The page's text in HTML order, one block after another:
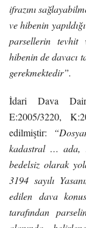
ifrazını
ve hibenin
parsellerin tevhit
hibenin de davacı
gerekmektedir”.
İdari Dava
E:2005/3220,
edilmiştir:
kadastral … ada,
bedelsiz olarak
3194 sayılı
edilen dava
tarafından